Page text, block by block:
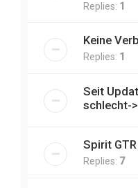
Replies: 1
Keine
Replies: 1
Seit
schlecht-
Spirit
Replies: 7